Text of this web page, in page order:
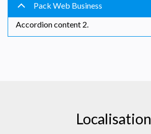
Pack Web Business
Accordion content 2.
Localisation